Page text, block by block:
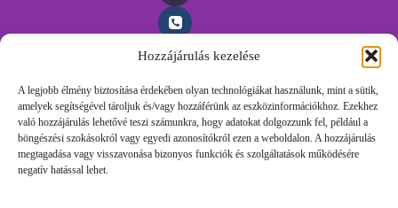
Hozzájárulás kezelése
A legjobb élmény biztosítása érdekében olyan technológiákat használunk, mint a sütik,
amelyek segítségével tároljuk és/vagy hozzáférünk az eszközinformációkhoz. Ezekhez
való hozzájárulás lehetővé teszi számunkra, hogy adatokat dolgozzunk fel, például a
böngészési szokásokról vagy egyedi azonosítókról ezen a weboldalon. A hozzájárulás
megtagadása vagy visszavonása bizonyos funkciók és szolgáltatások működésére
negatív hatással lehet.
Időpontfoglalás
Foglalj időpontot egyszerűen, töltsd ki az űrlapunkat és
felvesszük veled a kapcsolatot.